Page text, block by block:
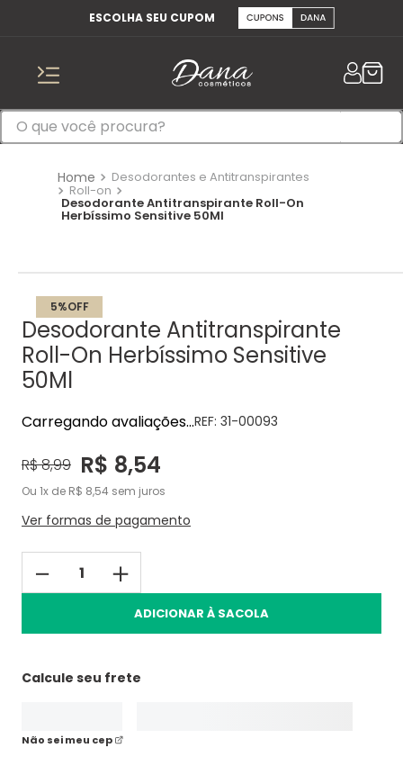
ESCOLHA SEU CUPOM
Desodorantes e Antitranspirantes
Roll-on
Desodorante Antitranspirante Roll-On
Herbíssimo Sensitive 50Ml
5%OFF
Desodorante Antitranspirante
Roll-On Herbíssimo Sensitive
50Ml
Carregando avaliações...REF: 31-00093
R$8,99 R$ 8,54
Ou 1 de R$ 8,54 sem juros
Ver formas de pagamento
＋
－
ADICIONAR À SACOLA
Calcule seu frete
Não sei meu cep